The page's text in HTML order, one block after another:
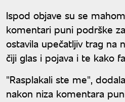
Ispod objave su se
komentari puni podrške
ostavila upečatljiv trag na
čiji glas i pojava i te kako
"Rasplakali ste me",
nakon niza komentara